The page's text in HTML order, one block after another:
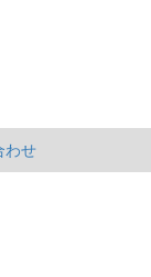
わせ